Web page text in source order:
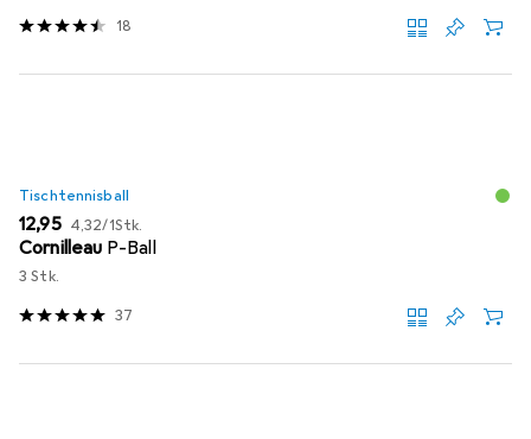
18
Tischtennisball
EUR
12,95 EUR
4,32/1Stk.
Cornilleau P-Ball
3 Stk.
37